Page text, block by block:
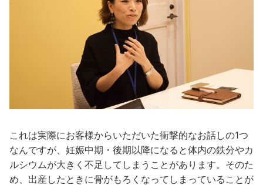
これは実際にお客様からいただいた衝撃的なお話しの1つ
なんですが、妊娠中期・後期以降になると体内の鉄分やカ
ルシウムが大きく不足してしまうことがあります。そのた
め、出産したときに骨がもろくなってしまっていることが